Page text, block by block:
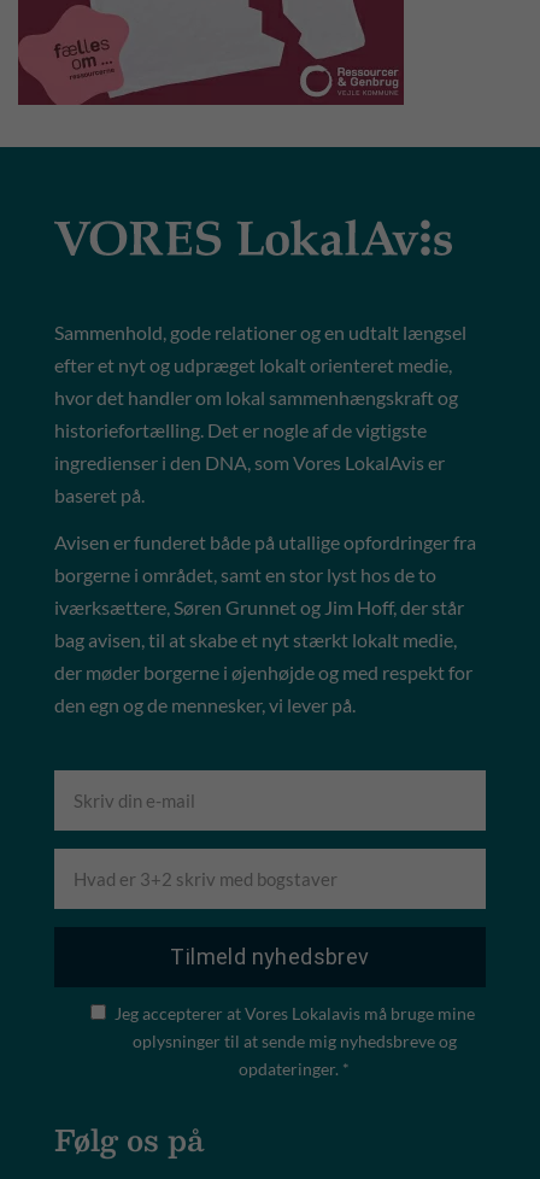
Sammenhold, gode relationer og en udtalt længsel
efter et nyt og udpræget lokalt orienteret medie,
hvor det handler om lokal sammenhængskraft og
historiefortælling. Det er nogle af de vigtigste
ingredienser i den DNA, som Vores LokalAvis er
baseret på.
Avisen er funderet både på utallige opfordringer fra
borgerne i området, samt en stor lyst hos de to
iværksættere, Søren Grunnet og Jim Hoff, der står
bag avisen, til at skabe et nyt stærkt lokalt medie,
der møder borgerne i øjenhøjde og med respekt for
den egn og de mennesker, vi lever på.
Jeg accepterer at Vores Lokalavis må bruge mine
oplysninger til at sende mig nyhedsbreve og
opdateringer. *
Følg os på